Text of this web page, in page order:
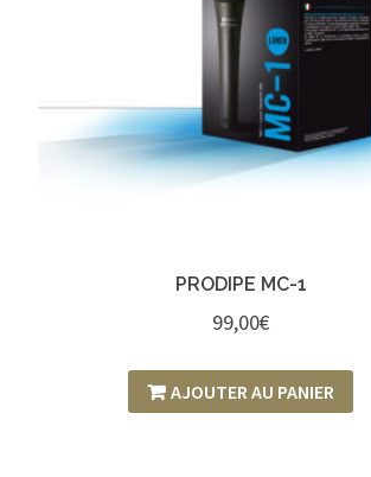
PRODIPE MC-1
99,00€
AJOUTER AU PANIER